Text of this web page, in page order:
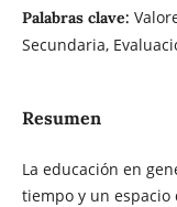
Palabras clave:
Secundaria,
Resumen
La educación en
tiempo y un espacio